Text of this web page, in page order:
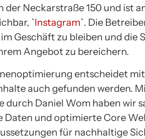
Neckarstraße 150 und ist
`Instagram`. Die
Geschäft zu bleiben und die
Angebot zu bereichern.
entscheidet
auch gefunden werden.
durch Daniel Wom haben wir
und optimierte Core
für nachhaltige